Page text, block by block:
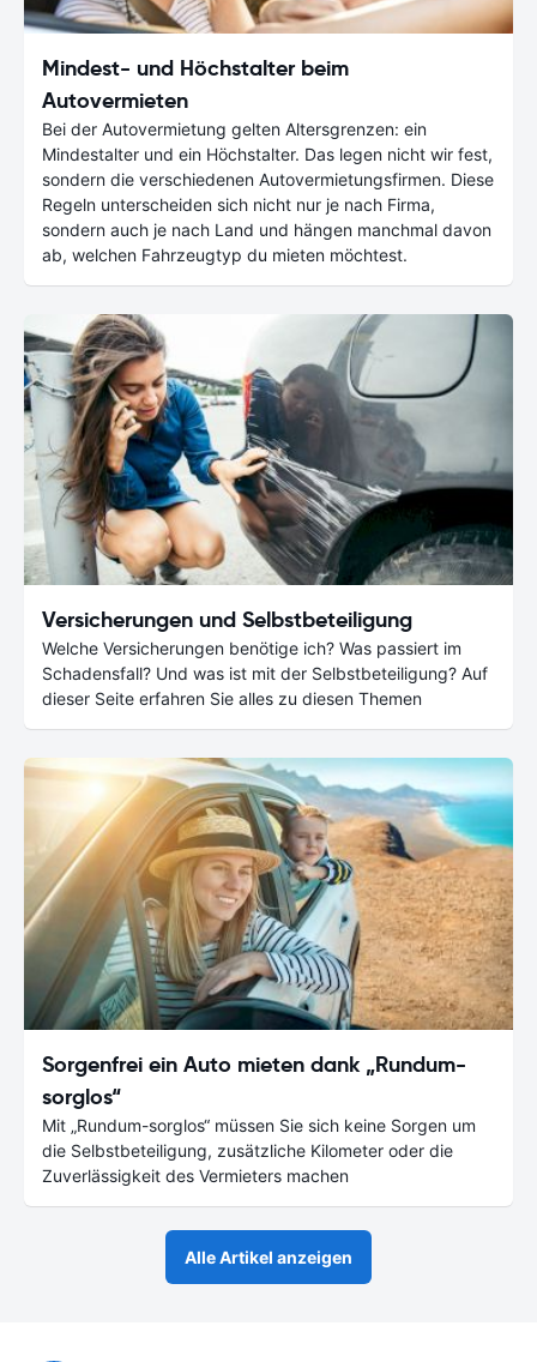
Mindest- und Höchstalter beim
Autovermieten
Bei der Autovermietung gelten Altersgrenzen: ein
Mindestalter und ein Höchstalter. Das legen nicht wir fest,
sondern die verschiedenen Autovermietungsfirmen. Diese
Regeln unterscheiden sich nicht nur je nach Firma,
sondern auch je nach Land und hängen manchmal davon
ab, welchen Fahrzeugtyp du mieten möchtest.
Versicherungen und Selbstbeteiligung
Welche Versicherungen benötige ich? Was passiert im
Schadensfall? Und was ist mit der Selbstbeteiligung? Auf
dieser Seite erfahren Sie alles zu diesen Themen
Sorgenfrei ein Auto mieten dank „Rundum-
sorglos“
Mit „Rundum-sorglos“ müssen Sie sich keine Sorgen um
die Selbstbeteiligung, zusätzliche Kilometer oder die
Zuverlässigkeit des Vermieters machen
Alle Artikel anzeigen